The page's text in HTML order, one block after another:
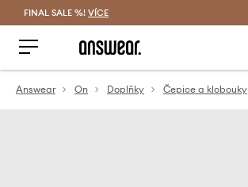
FINAL SALE %! VÍCE
Answear On Doplňky Čepice a klobouky